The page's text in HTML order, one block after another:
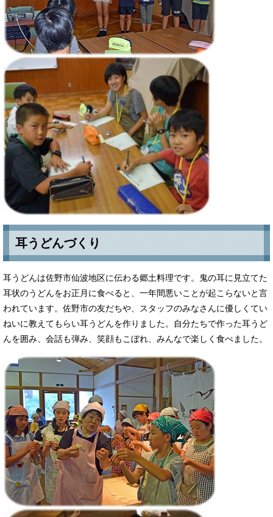
耳うどんづくり
耳うどんは佐野市仙波地区に伝わる郷土料理です。鬼の耳に見立てた
耳状のうどんをお正月に食べると、一年間悪いことが起こらないと言
われています。佐野市の友だちや、スタッフのみなさんに優しくてい
ねいに教えてもらい耳うどんを作りました。自分たちで作った耳うど
んを囲み、会話も弾み、笑顔もこぼれ、みんなで楽しく食べました。